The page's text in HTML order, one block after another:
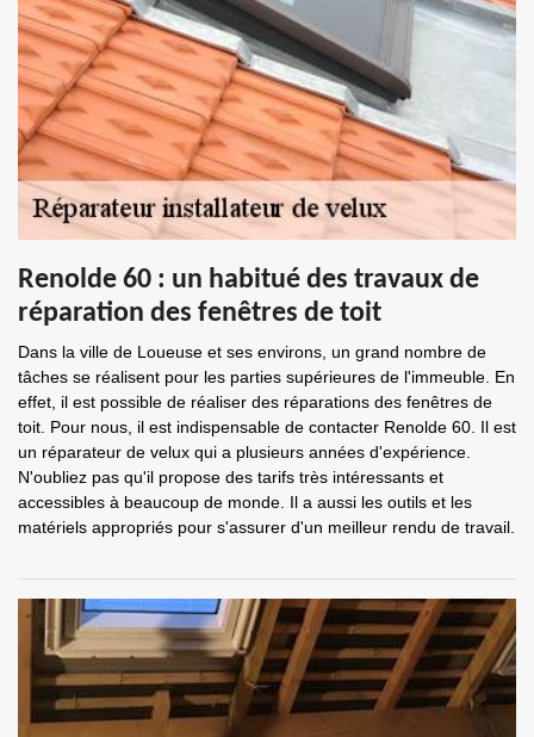
Renolde 60 : un habitué des travaux de
réparation des fenêtres de toit
Dans la ville de Loueuse et ses environs, un grand nombre de
tâches se réalisent pour les parties supérieures de l'immeuble. En
effet, il est possible de réaliser des réparations des fenêtres de
toit. Pour nous, il est indispensable de contacter Renolde 60. Il est
un réparateur de velux qui a plusieurs années d'expérience.
N'oubliez pas qu'il propose des tarifs très intéressants et
accessibles à beaucoup de monde. Il a aussi les outils et les
matériels appropriés pour s'assurer d'un meilleur rendu de travail.